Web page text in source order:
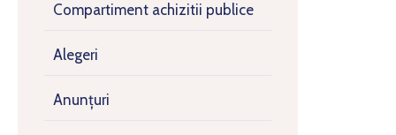
Compartiment achizitii publice
Alegeri
Anunțuri